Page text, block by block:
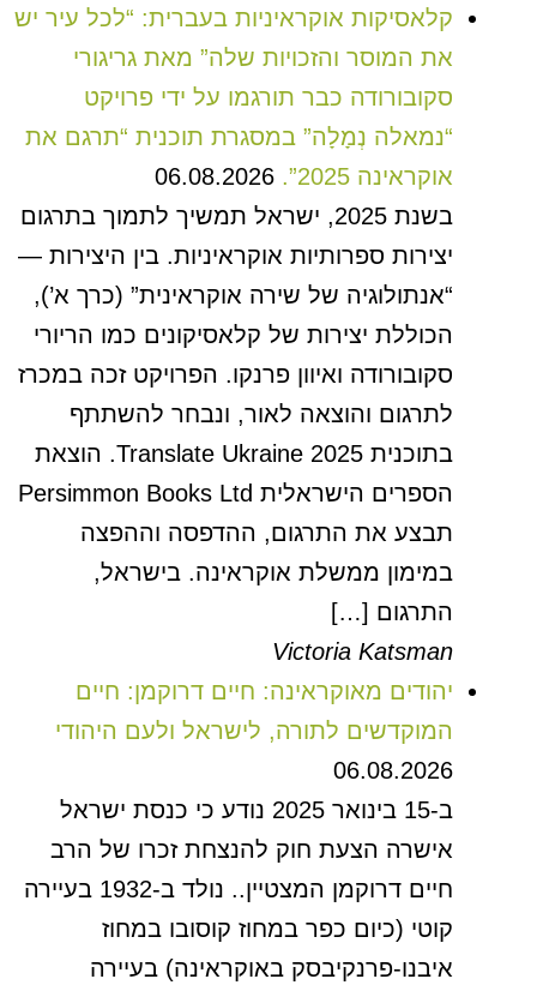
קלאסיקות אוקראיניות בעברית: “לכל עיר יש
את המוסר והזכויות שלה” מאת גריגורי
סקובורודה כבר תורגמו על ידי פרויקט
“נמאלה נְמָלָה” במסגרת תוכנית “תרגם את
אוקראינה 2025”.
06.08.2026
בשנת 2025, ישראל תמשיך לתמוך בתרגום
יצירות ספרותיות אוקראיניות. בין היצירות —
“אנתולוגיה של שירה אוקראינית” (כרך א’),
הכוללת יצירות של קלאסיקונים כמו הריורי
סקובורודה ואיוון פרנקו. הפרויקט זכה במכרז
לתרגום והוצאה לאור, ונבחר להשתתף
בתוכנית Translate Ukraine 2025. הוצאת
הספרים הישראלית Persimmon Books Ltd
תבצע את התרגום, ההדפסה וההפצה
במימון ממשלת אוקראינה. בישראל,
התרגום […]
Victoria Katsman
יהודים מאוקראינה: חיים דרוקמן: חיים
המוקדשים לתורה, לישראל ולעם היהודי
06.08.2026
ב-15 בינואר 2025 נודע כי כנסת ישראל
אישרה הצעת חוק להנצחת זכרו של הרב
חיים דרוקמן המצטיין.. נולד ב-1932 בעיירה
קוטי (כיום כפר במחוז קוסובו במחוז
איבנו-פרנקיבסק באוקראינה) בעיירה